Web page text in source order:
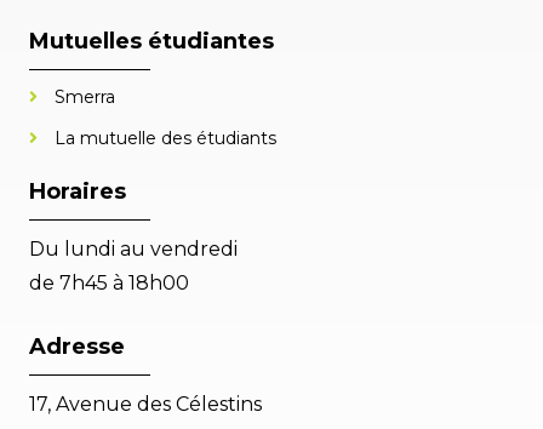
Mutuelles étudiantes
Smerra
La mutuelle des étudiants
Horaires
Du lundi au vendredi
de 7h45 à 18h00
Adresse
17, Avenue des Célestins